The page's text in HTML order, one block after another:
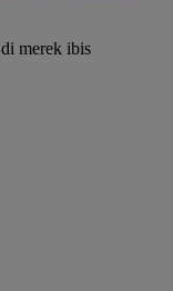
di merek ibis